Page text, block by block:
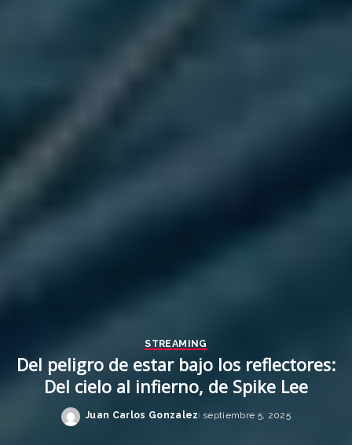
STREAMING
Del peligro de estar bajo los reflectores:
Del cielo al infierno, de Spike Lee
Posted
Juan Carlos Gonzalez septiembre 5, 2025